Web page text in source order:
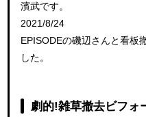
濱武です。
2021/8/24
EPISODEの磯辺さんと看板
した。
劇的!雑草撤去ビフォ